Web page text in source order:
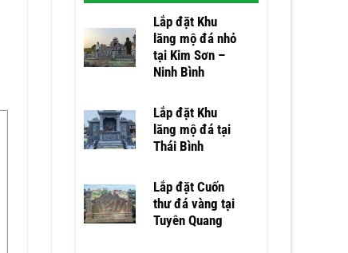
Lắp đặt Khu
lăng mộ đá nhỏ
tại Kim Sơn –
Ninh Bình
Lắp đặt Khu
lăng mộ đá tại
Thái Bình
Lắp đặt Cuốn
thư đá vàng tại
Tuyên Quang